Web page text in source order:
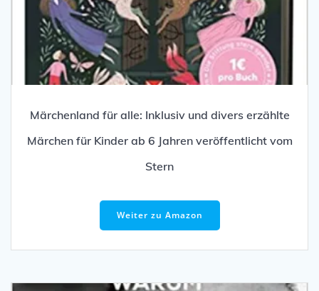
Märchenland für alle: Inklusiv und divers erzählte
Märchen für Kinder ab 6 Jahren veröffentlicht vom
Stern
Weiter zu Amazon